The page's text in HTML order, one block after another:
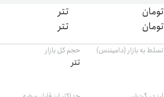
تومان
تتر
تومان تتر
تسلط به بازار (دامیننس) حجم کل بازار
تتر